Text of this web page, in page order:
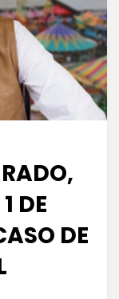
DE
DE